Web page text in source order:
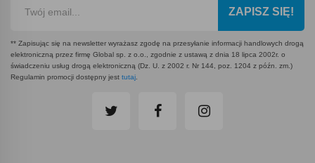
ZAPISZ SIĘ!
** Zapisując się na newsletter wyrażasz zgodę na przesyłanie informacji handlowych drogą
elektroniczną przez firmę Global sp. z o.o., zgodnie z ustawą z dnia 18 lipca 2002r. o
świadczeniu usług drogą elektroniczną (Dz. U. z 2002 r. Nr 144, poz. 1204 z późn. zm.)
Regulamin promocji dostępny jest tutaj.